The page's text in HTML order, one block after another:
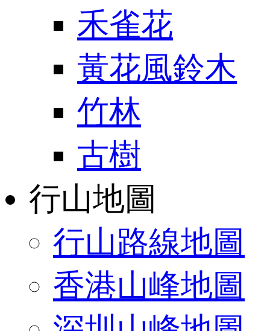
禾雀花
黃花風鈴木
竹林
古樹
行山地圖
行山路線地圖
香港山峰地圖